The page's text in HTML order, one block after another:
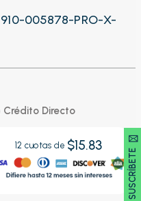
SUSCRÍBETE 🖂
910-005878-PRO-X-
Crédito Directo
12 cuotas de $15.83